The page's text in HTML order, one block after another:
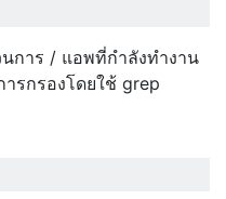
นการ / แอพที่กำลังทำงาน
รกรองโดยใช้ grep